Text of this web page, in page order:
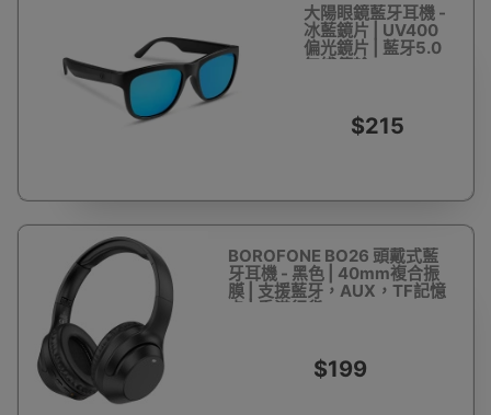
大陽眼鏡藍牙耳機 -
冰藍鏡片 | UV400
偏光鏡片 | 藍牙5.0
無綫傳輸
$215
BOROFONE BO26 頭戴式藍
牙耳機 - 黑色 | 40mm複合振
膜 | 支援藍牙，AUX，TF記憶
卡 | 香港行貨
$199